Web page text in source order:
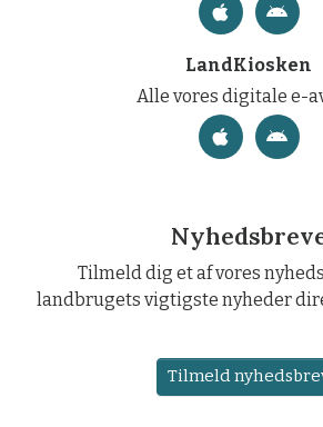
LandKiosken
Alle vores digitale e-
Tilmeld dig et af vores
landbrugets vigtigste nyheder
Tilmeld